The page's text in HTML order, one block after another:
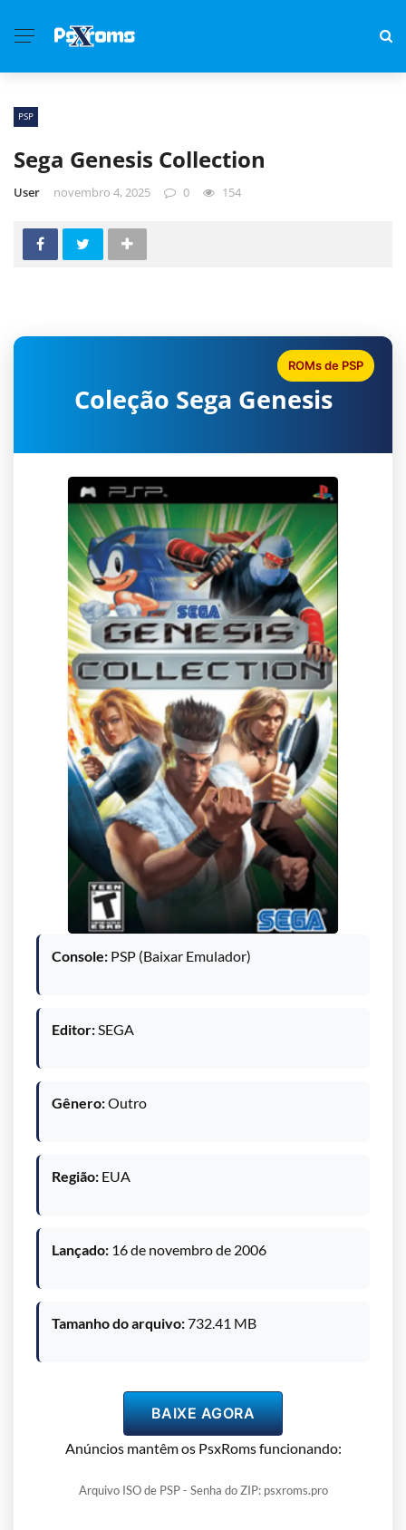
PSP
Sega Genesis Collection
User novembro 4, 2025 0 154
Coleção Sega Genesis
ROMs de PSP
Console: PSP (Baixar Emulador)
Editor:SEGA
Gênero:Outro
Região: EUA
Lançado: 16 de novembro de 2006
Tamanho do arquivo:732.41 MB
BAIXE AGORA
Anúncios mantêm os PsxRoms funcionando:
Arquivo ISO de PSP - Senha do ZIP: psxroms.pro